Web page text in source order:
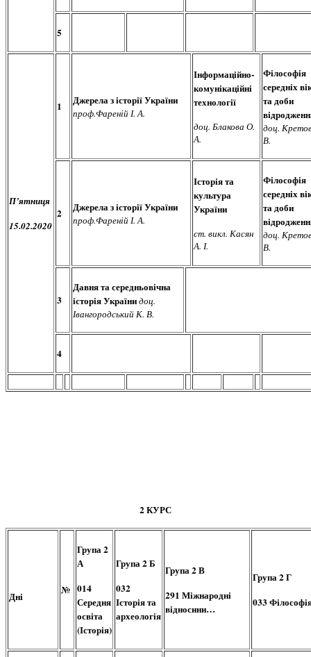
5
П’ятниця
15.02.2020
1 Джерела з історії України
проф.Фареній І. А.
Інформаційно-
комунікаційні
технології
доц. Блакова О.
А.
Філософія
середніх
та доби
доц.
В.
2 Джерела з історії України
проф.Фареній І. А.
Історія та
культура
України
ст. викл. Касян
А. І.
Філософія
середніх
та доби
доц.
В.
3
Давня та середньовічна
історія Українидоц.
Івангородський К. В.
4
2 КУРС
Дні
№
Група 2
А
014
Середня
освіта
(Історія)
Група 2 Б
032
Історія та
археологія
Група 2 В
291 Міжнародні
відносини…
Група 2 Г
033